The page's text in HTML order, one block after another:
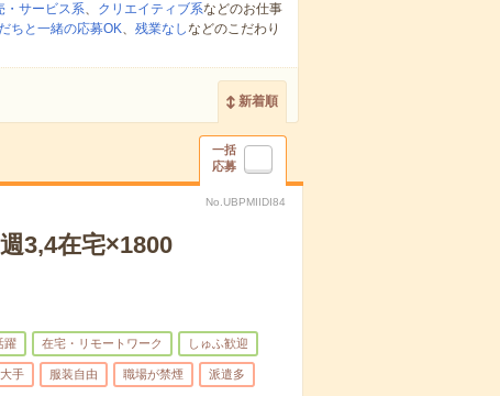
・サービス系、 クリエイティブ系などのお仕事
ちと一緒の応募OK、 残業なしなどのこだわり
新着順
一括
応募
No.UBPMIIDI84
3,4在宅×1800
躍 在宅・リモートワーク しゅふ歓迎
大手 服装自由 職場が禁煙 派遣多